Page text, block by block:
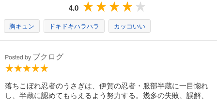
あらすじを表示する
月のしっぽ 14
543円 (税込)
試し読み
あらすじを表示する
4.0
胸キュン ドキドキハラハラ カッコいい
Posted by ブクログ
落ちこぼれ忍者のうさぎは、伊賀の忍者・服部半蔵に一目惚れ
し、半蔵に認めてもらえるよう努力する。幾多の失敗、誤解、